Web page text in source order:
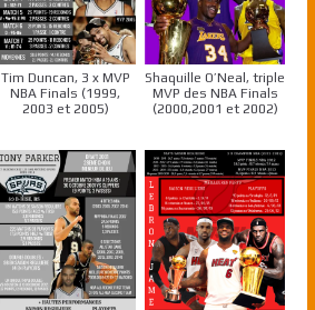
Tim Duncan, 3 x MVP
NBA Finals (1999,
2003 et 2005)
Shaquille O’Neal, triple
MVP des NBA Finals
(2000,2001 et 2002)